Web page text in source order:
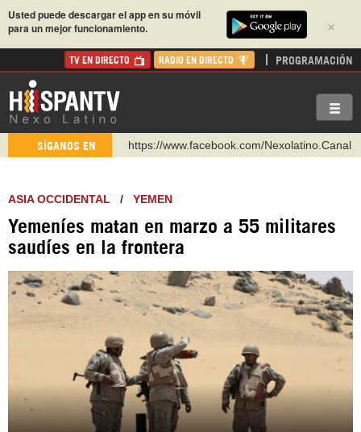
×
Usted puede descargar el app en su móvil
para un mejor funcionamiento.
TV EN DIRECTO RADIO EN DIRECTO PROGRAMACIÓN
SÍGANOS EN
https://www.facebook.com/Nexolatino.Canal
http://twitter.com/nexo_latino
https://t.me/hispantvcanal
https://urmedium.com/c/hispantv
Instagram como: hispan_tv
ASIA OCCIDENTAL / YEMEN
Yemeníes matan en marzo a 55 militares
saudíes en la frontera